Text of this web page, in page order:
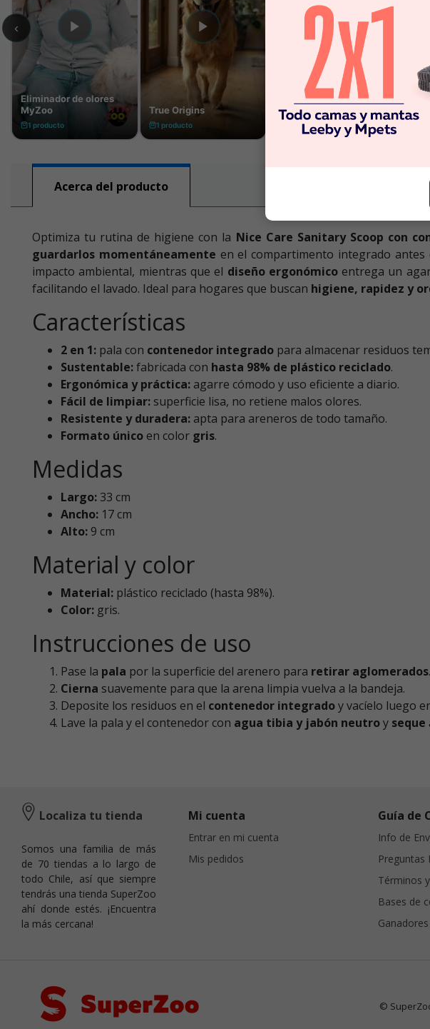
Acerca del producto
Optimiza tu rutina de higiene con la Nice Care Sanitary Scoop con
guardarlos momentáneamente en el compartimento integrado antes
impacto ambiental, mientras que el diseño ergonómicoentrega un
facilitando el lavado. Ideal para hogares que buscan higiene, rapidez y
Características
2 en 1: pala con contenedor integrado para almacenar residuos
Sustentable:fabricada con hasta 98% de plástico reciclado.
Ergonómica y práctica: agarre cómodo y uso eficiente a diario.
Fácil de limpiar: superficie lisa, no retiene malos olores.
Resistente y duradera: apta para areneros de todo tamaño.
Formato único en color gris.
Medidas
Largo: 33 cm
Ancho: 17 cm
Alto: 9 cm
Material y color
Material: plástico reciclado (hasta 98%).
Color: gris.
Instrucciones de uso
Pase la pala por la superficie del arenero para retirar aglomerados.
Cierna suavemente para que la arena limpia vuelva a la bandeja.
Deposite los residuos en el contenedor integradoy vacíelo luego
Lave la pala y el contenedor con agua tibia y jabón neutroy seque
Localiza tu tienda
Somos una familia de más
de 70 tiendas a lo largo de
todo Chile, así que siempre
tendrás una tienda SuperZoo
ahí donde estés. ¡Encuentra
la más cercana!
Mi cuenta
Entrar en mi cuenta
Mis pedidos
Guía de
Info de
Preguntas
Términos
Bases de
©